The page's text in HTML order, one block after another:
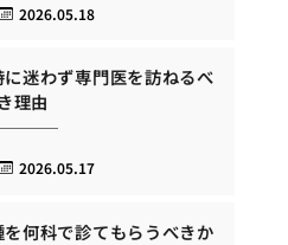
2026.05.18
迷わず専門医を訪ねるべ
き理由
2026.05.17
何科で診てもらうべきか